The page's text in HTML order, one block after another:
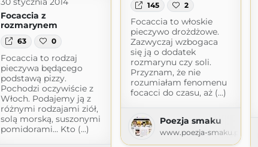
145 2
Focaccia to włoskie
pieczywo drożdżowe.
Zazwyczaj wzbogaca
się ją o dodatek
rozmarynu czy soli.
Przyznam, że nie
rozumiałam fenomenu
focacci do czasu, aż (...)
Poezja smaku
www.poezja-smaku.pl
Focaccia z
rozmarynem
63 0
Focaccia to rodzaj
pieczywa będącego
podstawą pizzy.
Pochodzi oczywiście z
Włoch. Podajemy ją z
różnymi rodzajami ziół,
solą morską, suszonymi
pomidorami… Kto (...)